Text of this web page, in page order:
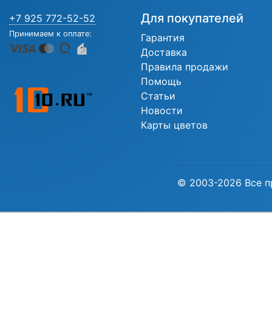
+7 925 772-52-52
Принимаем к оплате:
Для покупателей
Гарантия
Доставка
Правила продажи
Помощь
Статьи
Новости
Карты цветов
© 2003-2026 Все